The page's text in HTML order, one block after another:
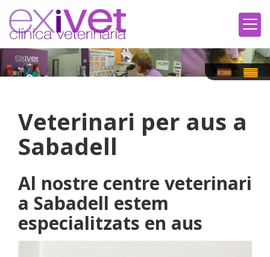
Veterinari per aus a
Sabadell
Al nostre centre veterinari
a Sabadell estem
especialitzats en aus